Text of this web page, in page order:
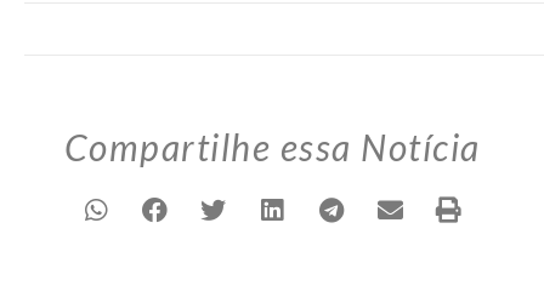
Compartilhe essa Notícia